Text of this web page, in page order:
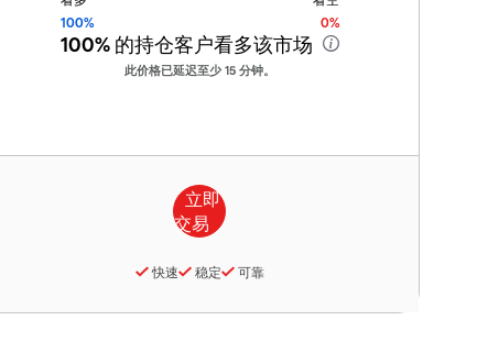
100%
0%
100%的持仓客户看多该市场
此价格已延迟至少 15 分钟。
快速 稳定 可靠